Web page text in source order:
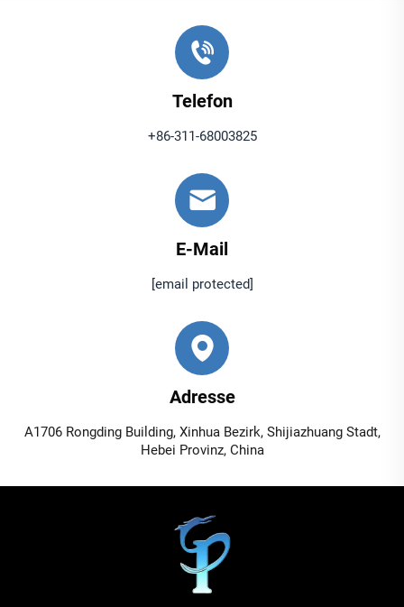
Telefon
+86-311-68003825
E-Mail
[email protected]
Adresse
A1706 Rongding Building, Xinhua Bezirk, Shijiazhuang Stadt,
Hebei Provinz, China